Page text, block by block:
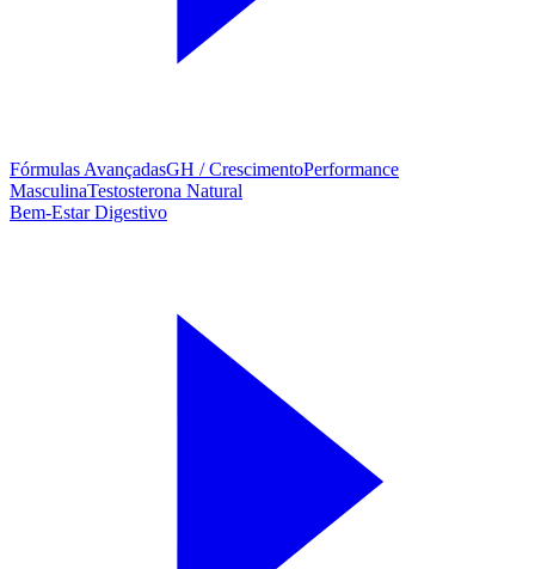
Fórmulas AvançadasGH / CrescimentoPerformance
MasculinaTestosterona Natural
Bem-Estar Digestivo